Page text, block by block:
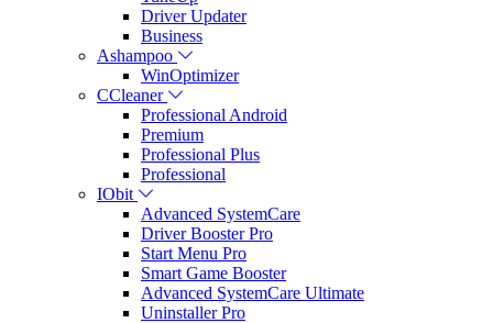
Driver Updater
Business
Ashampoo
WinOptimizer
CCleaner
Professional Android
Premium
Professional Plus
Professional
IObit
Advanced SystemCare
Driver Booster Pro
Start Menu Pro
Smart Game Booster
Advanced SystemCare Ultimate
Uninstaller Pro